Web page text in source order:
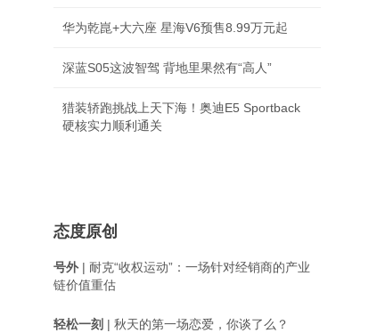
华为乾崑+大六座 星海V6预售8.99万元起
深蓝S05这波智驾 背地里果然有“高人”
猎装轿跑挑战上天下海！奥迪E5 Sportback
硬核实力顺利通关
态度原创
号外| 耐克“收权运动”：一场针对经销商的产业
链价值重估
轻松一刻 | 秋天的第一场恋爱，你谈了么？